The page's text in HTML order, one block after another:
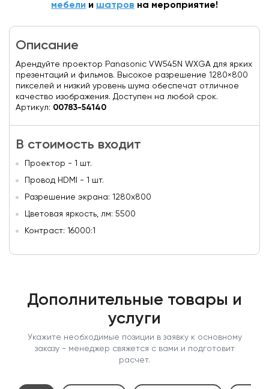
мебели и шатров на мероприятие!
Описание
Арендуйте проектор Panasonic VW545N WXGA для ярких
презентаций и фильмов. Высокое разрешение 1280×800
пикселей и низкий уровень шума обеспечат отличное
качество изображения. Доступен на любой срок.
Артикул: 00783-54140
В стоимость входит
Проектор - 1 шт.
Провод HDMI - 1 шт.
Разрешение экрана: 1280x800
Цветовая яркость, лм: 5500
Контраст: 16000:1
Дополнительные товары и
услуги
Укажите необходимые позиции в заявку к основному
заказу - менеджер свяжется с вами и подготовит
расчет.